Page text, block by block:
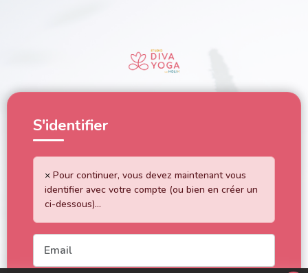
S'identifier
× Pour continuer, vous devez maintenant vous
identifier avec votre compte (ou bien en créer un
ci-dessous)...